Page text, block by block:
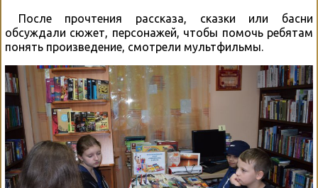
После прочтения рассказа, сказки или басни
обсуждали сюжет, персонажей, чтобы помочь ребятам
понять произведение, смотрели мультфильмы.